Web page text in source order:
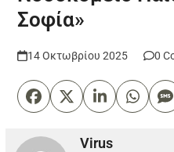
Σοφία»
14 Οκτωβρίου 2025 0
Virus